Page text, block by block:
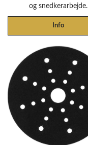
og snedkerarbejde.
Info